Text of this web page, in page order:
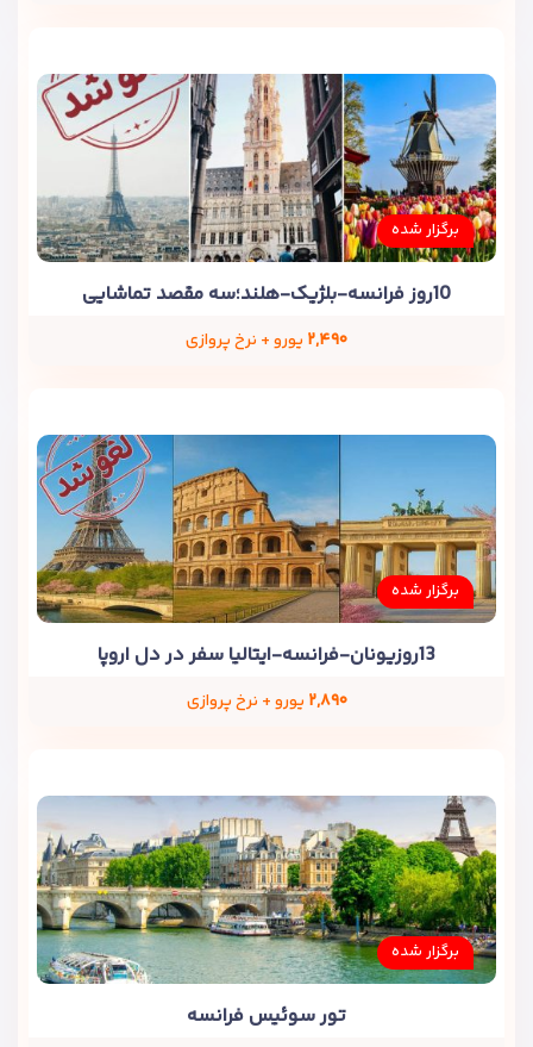
برگزار شده
10روز فرانسه-بلژیک-هلند؛سه مقصد تماشایی
۲,۴۹۰ یورو + نرخ پروازی
برگزار شده
13روزیونان-فرانسه-ایتالیا سفر در دل اروپا
۲,۸۹۰ یورو + نرخ پروازی
برگزار شده
تور سوئیس فرانسه